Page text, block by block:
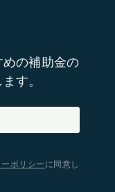
の補助金の
す。
ポリシー に同意し